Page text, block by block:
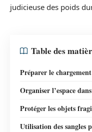
judicieuse des poids
Table des
Préparer le
Organiser l’espace
Protéger les objets
Utilisation des sangles